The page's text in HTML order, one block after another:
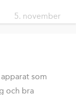
5. november
som
och bra